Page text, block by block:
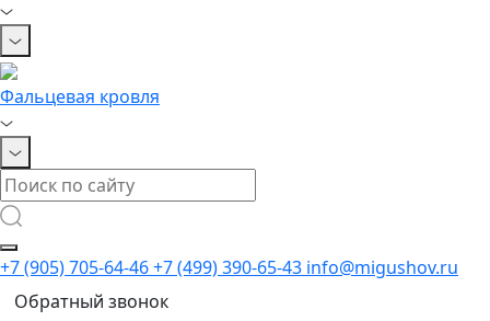
Фальцевая кровля
+7 (905) 705-64-46+7 (499) 390-65-43 info@migushov.ru
Обратный звонок